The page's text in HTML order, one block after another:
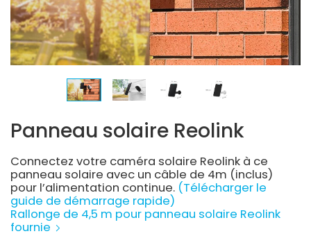
Panneau solaire Reolink
Connectez votre caméra solaire Reolink à ce
panneau solaire avec un câble de 4m (inclus)
pour l’alimentation continue. (Télécharger le
guide de démarrage rapide)
Rallonge de 4,5 m pour panneau solaire Reolink
fournie